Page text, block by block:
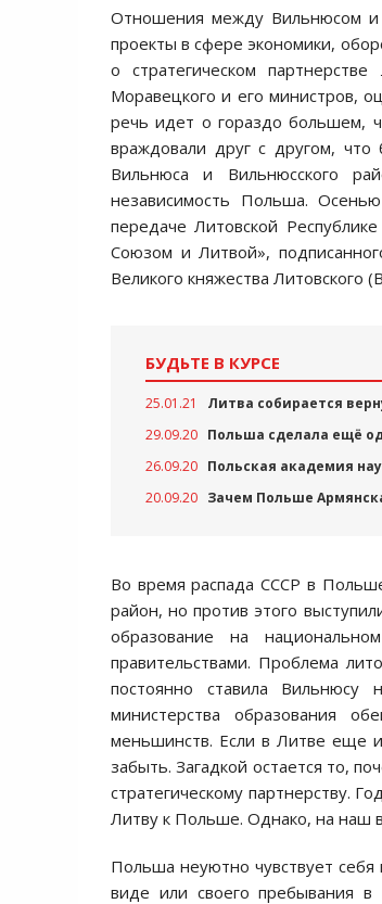
Отношения между Вильнюсом и
проекты в сфере экономики,
о стратегическом
Моравецкого и его министров,
речь идет о гораздо большем,
враждовали друг с другом, что
Вильнюса и Вильнюсского
независимость Польша.
передаче Литовской
Союзом и Литвой»,
Великого княжества Литовского
БУДЬТЕ В КУРСЕ
25.01.21
Литва собирается
29.09.20 Польша сделала ещё
26.09.20 Польская академия
20.09.20 Зачем Польше
Во время распада СССР в
район, но против этого
образование на
правительствами. Проблема
постоянно ставила
министерства образования
меньшинств. Если в Литве еще
забыть. Загадкой остается то,
стратегическому партнерству.
Литву к Польше. Однако, на наш
Польша неуютно чувствует
виде или своего пребывания в